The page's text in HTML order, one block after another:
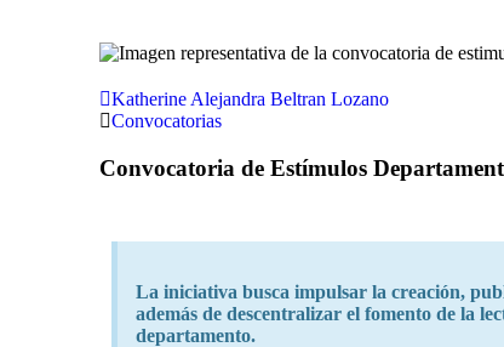
Katherine Alejandra Beltran Lozano
Convocatorias
Convocatoria de Estímulos
La iniciativa busca impulsar la creación,
además de descentralizar el fomento de la
departamento.